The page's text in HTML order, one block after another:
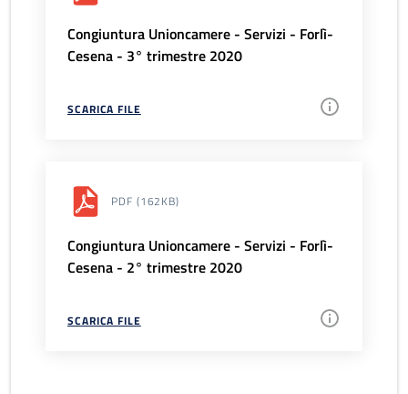
Congiuntura Unioncamere - Servizi - Forlì-
Cesena - 3° trimestre 2020
SCARICA FILE
PDF (162KB)
Congiuntura Unioncamere - Servizi - Forlì-
Cesena - 2° trimestre 2020
SCARICA FILE